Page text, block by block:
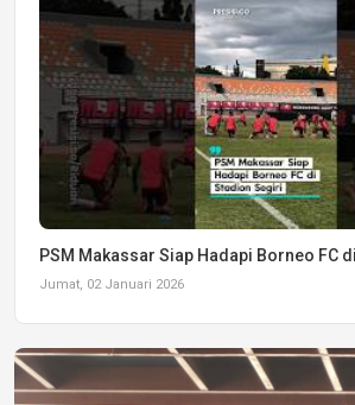
PSM Makassar Siap Hadapi Borneo FC
Jumat, 02 Januari 2026